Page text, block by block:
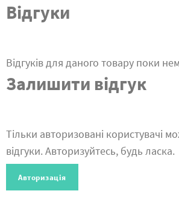
Відгуки
Відгуків для даного товару поки
Залишити відгук
Тільки авторизовані користувачі
відгуки. Авторизуйтесь, будь ласка.
Авторизація